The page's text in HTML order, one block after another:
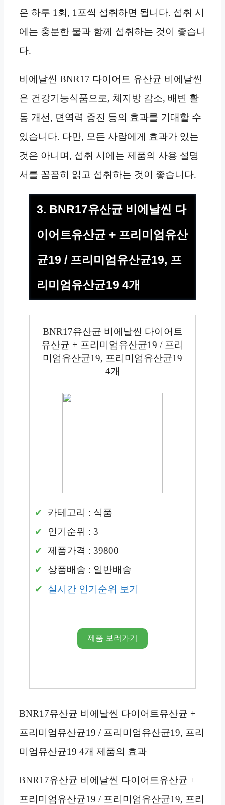
은 하루 1회, 1포씩 섭취하면 됩니다. 섭취 시
에는 충분한 물과 함께 섭취하는 것이 좋습니
다.
비에날씬 BNR17 다이어트 유산균 비에날씬
은 건강기능식품으로, 체지방 감소, 배변 활
동 개선, 면역력 증진 등의 효과를 기대할 수
있습니다. 다만, 모든 사람에게 효과가 있는
것은 아니며, 섭취 시에는 제품의 사용 설명
서를 꼼꼼히 읽고 섭취하는 것이 좋습니다.
3. BNR17유산균 비에날씬 다
이어트유산균 + 프리미엄유산
균19 / 프리미엄유산균19, 프
리미엄유산균19 4개
BNR17유산균 비에날씬 다이어트
유산균 + 프리미엄유산균19 / 프리
미엄유산균19, 프리미엄유산균19
4개
카테고리 : 식품
인기순위 : 3
제품가격 : 39800
상품배송 : 일반배송
실시간 인기순위 보기
제품 보러가기
BNR17유산균 비에날씬 다이어트유산균 +
프리미엄유산균19 / 프리미엄유산균19, 프리
미엄유산균19 4개 제품의 효과
BNR17유산균 비에날씬 다이어트유산균 +
프리미엄유산균19 / 프리미엄유산균19, 프리